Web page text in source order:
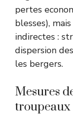
pertes
blesses),
indirectes :
dispersion
les bergers.
Mesures
troupeaux